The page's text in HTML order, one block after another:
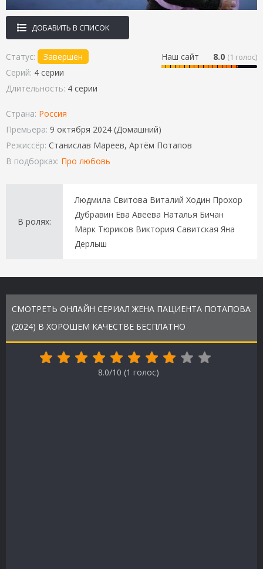
ДОБАВИТЬ В СПИСОК
Наш сайт 8.0 (1 голос)
Статус:
Завершен
Серий: 4 серии
Длительность: 4 серии
Страна: Россия
Премьера: 9 октября 2024 (Домашний)
Режиссёр: Станислав Мареев, Артём Потапов
В подборках: Про любовь
В ролях:
Людмила Свитова Виталий Ходин Прохор
Дубравин Ева Авеева Наталья Бичан
Марк Тюриков Виктория Савитская Яна
Дерлыш
СМОТРЕТЬ ОНЛАЙН СЕРИАЛ ЖЕНА ПАЦИЕНТА ПОТАПОВА
(2024) В ХОРОШЕМ КАЧЕСТВЕ БЕСПЛАТНО
8.0/10 (1 голос)